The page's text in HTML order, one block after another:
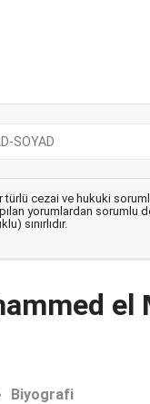
türlü cezai ve hukuki
yorumlardan sorumlu
sınırlıdır.
el
Biyografi